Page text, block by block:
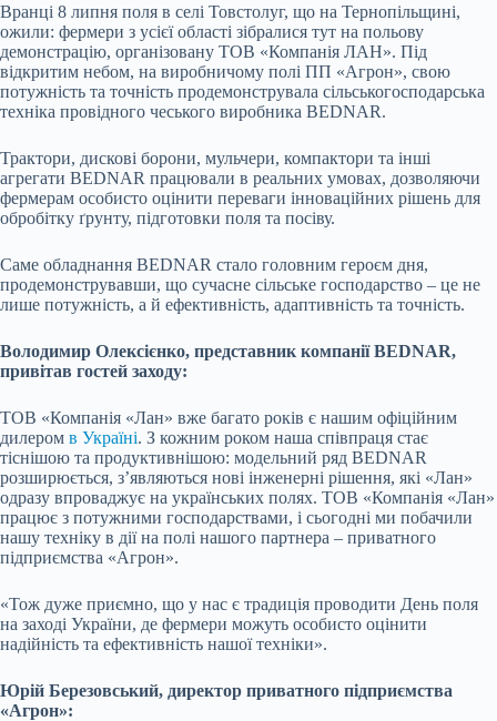
Вранці 8 липня поля в селі Товстолуг, що на Тернопільщині,
ожили: фермери з усієї області зібралися тут на польову
демонстрацію, організовану ТОВ «Компанія ЛАН». Під
відкритим небом, на виробничому полі ПП «Агрон», свою
потужність та точність продемонструвала сільськогосподарська
техніка провідного чеського виробника BEDNAR.
Трактори, дискові борони, мульчери, компактори та інші
агрегати BEDNAR працювали в реальних умовах, дозволяючи
фермерам особисто оцінити переваги інноваційних рішень для
обробітку ґрунту, підготовки поля та посіву.
Саме обладнання BEDNAR стало головним героєм дня,
продемонструвавши, що сучасне сільське господарство – це не
лише потужність, а й ефективність, адаптивність та точність.
Володимир Олексієнко, представник компанії BEDNAR,
привітав гостей заходу:
ТОВ «Компанія «Лан» вже багато років є нашим офіційним
дилером в Україні. З кожним роком наша співпраця стає
тіснішою та продуктивнішою: модельний ряд BEDNAR
розширюється, з’являються нові інженерні рішення, які «Лан»
одразу впроваджує на українських полях. ТОВ «Компанія «Лан»
працює з потужними господарствами, і сьогодні ми побачили
нашу техніку в дії на полі нашого партнера – приватного
підприємства «Агрон».
«Тож дуже приємно, що у нас є традиція проводити День поля
на заході України, де фермери можуть особисто оцінити
надійність та ефективність нашої техніки».
Юрій Березовський, директор приватного підприємства
«Агрон»: